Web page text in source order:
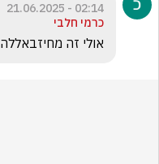
02:14 - 21.06.2025
כרמי חלבי
אולי זה מחיזבאללה